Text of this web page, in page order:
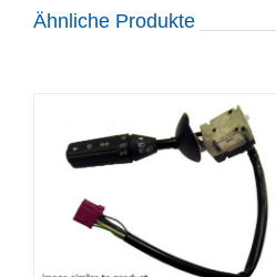
Ähnliche Produkte